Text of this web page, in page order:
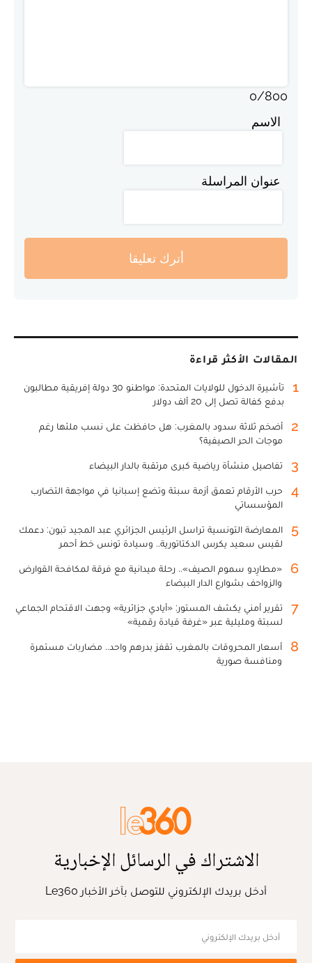
0/800
الاسم
عنوان المراسلة
أترك تعليقا
المقالات الأكثر قراءة
1
تأشيرة الدخول للولايات المتحدة: مواطنو 30 دولة إفريقية مطالبون
بدفع كفالة تصل إلى 20 ألف دولار
2
أضخم ثلاثة سدود بالمغرب: هل حافظت على نسب ملئها رغم
موجات الحر الصيفية؟
3 تفاصيل منشأة رياضية كبرى مرتقبة بالدار البيضاء
4
حرب الأرقام تعمق أزمة سبتة وتضع إسبانيا في مواجهة التضارب
المؤسساتي
5
المعارضة التونسية تراسل الرئيس الجزائري عبد المجيد تبون: دعمك
لقيس سعيد يكرس الدكتاتورية.. وسيادة تونس خط أحمر
6
«مطارِدو سموم الصيف».. رحلة ميدانية مع فرقة لمكافحة القوارض
والزواحف بشوارع الدار البيضاء
7
تقرير أمني يكشف المستور: «أيادي جزائرية» وجهت الاقتحام الجماعي
لسبتة ومليلية عبر «غرفة قيادة رقمية»
8
أسعار المحروقات بالمغرب تقفز بدرهم واحد.. مضاربات مستمرة
ومنافسة صورية
الاشتراك في الرسائل الإخبارية
أدخل بريدك الإلكتروني للتوصل بآخر الأخبار Le360